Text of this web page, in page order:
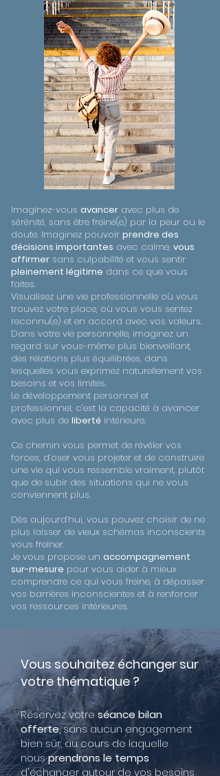
Imaginez-vous avancer avec plus de
sérénité, sans être freiné(e) par la peur ou le
doute. Imaginez pouvoir prendre des
décisions importantes avec calme, vous
affirmer sans culpabilité et vous sentir
pleinement légitime dans ce que vous
faites.
Visualisez une vie professionnelle où vous
trouvez votre place, où vous vous sentez
reconnu(e) et en accord avec vos valeurs.
Dans votre vie personnelle, imaginez un
regard sur vous-même plus bienveillant,
des relations plus équilibrées, dans
lesquelles vous exprimez naturellement vos
besoins et vos limites.
Le développement personnel et
professionnel, c’est la capacité à avancer
avec plus de liberté intérieure.
Ce chemin vous permet de révéler vos
forces, d’oser vous projeter et de construire
une vie qui vous ressemble vraiment, plutôt
que de subir des situations qui ne vous
conviennent plus.
Dès aujourd’hui, vous pouvez choisir de ne
plus laisser de vieux schémas inconscients
vous freiner.
Je vous propose un accompagnement
sur-mesure pour vous aider à mieux
comprendre ce qui vous freine, à dépasser
vos barrières inconscientes et à renforcer
vos ressources intérieures.
Vous souhaitez échanger sur
votre thématique ?
Réservez votreséance bilan
offerte, sans aucun engagement
bien sûr, au cours de laquelle
nousprendrons le temps
d'échanger autour de vos besoins,